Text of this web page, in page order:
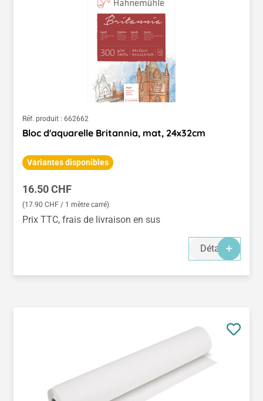
Réf. produit : 662662
Bloc d'aquarelle Britannia, mat, 24x32cm
Variantes disponibles
Prix régulier :
16.50 CHF
(17.90 CHF / 1 mètre carré)
Prix TTC, frais de livraison en sus
Détails